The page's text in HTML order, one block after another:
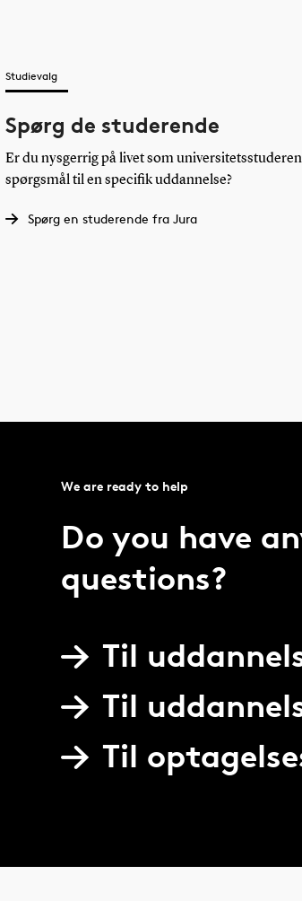
Studievalg
Spørg de studerende
Er du nysgerrig på livet som
spørgsmål til en specifik uddannelse?
Spørg en studerende fra Jura
We are ready to help
Do you have
questions?
Til
Til
Til